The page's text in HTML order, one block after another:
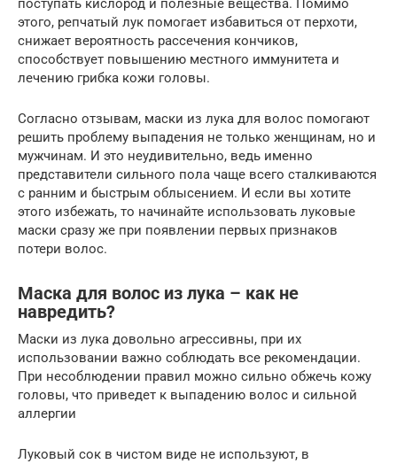
поступать кислород и полезные вещества. Помимо
этого, репчатый лук помогает избавиться от перхоти,
снижает вероятность рассечения кончиков,
способствует повышению местного иммунитета и
лечению грибка кожи головы.
Согласно отзывам, маски из лука для волос помогают
решить проблему выпадения не только женщинам, но и
мужчинам. И это неудивительно, ведь именно
представители сильного пола чаще всего сталкиваются
с ранним и быстрым облысением. И если вы хотите
этого избежать, то начинайте использовать луковые
маски сразу же при появлении первых признаков
потери волос.
Маска для волос из лука – как не
навредить?
Маски из лука довольно агрессивны, при их
использовании важно соблюдать все рекомендации.
При несоблюдении правил можно сильно обжечь кожу
головы, что приведет к выпадению волос и сильной
аллергии
Луковый сок в чистом виде не используют, в